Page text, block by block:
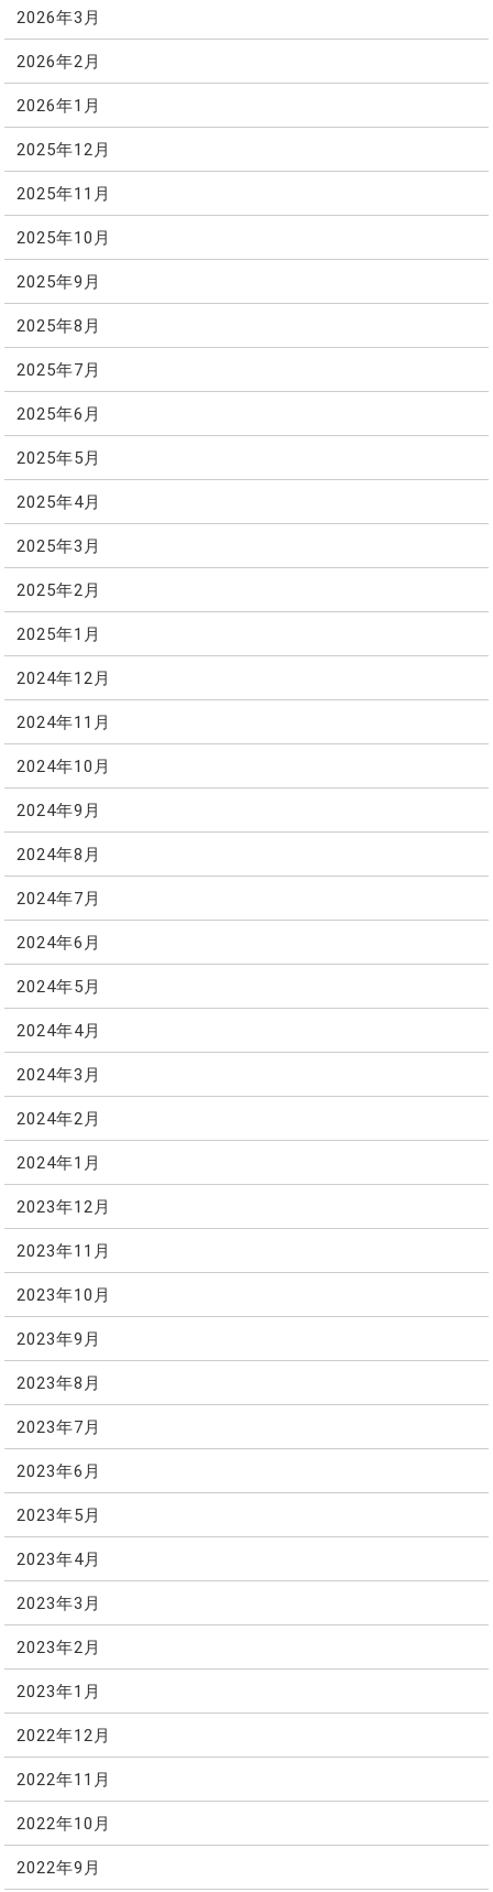
2026年3月
2026年2月
2026年1月
2025年12月
2025年11月
2025年10月
2025年9月
2025年8月
2025年7月
2025年6月
2025年5月
2025年4月
2025年3月
2025年2月
2025年1月
2024年12月
2024年11月
2024年10月
2024年9月
2024年8月
2024年7月
2024年6月
2024年5月
2024年4月
2024年3月
2024年2月
2024年1月
2023年12月
2023年11月
2023年10月
2023年9月
2023年8月
2023年7月
2023年6月
2023年5月
2023年4月
2023年3月
2023年2月
2023年1月
2022年12月
2022年11月
2022年10月
2022年9月